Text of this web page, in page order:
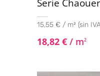
Serie
15,55 € / m² (sin
18,82 € / m2